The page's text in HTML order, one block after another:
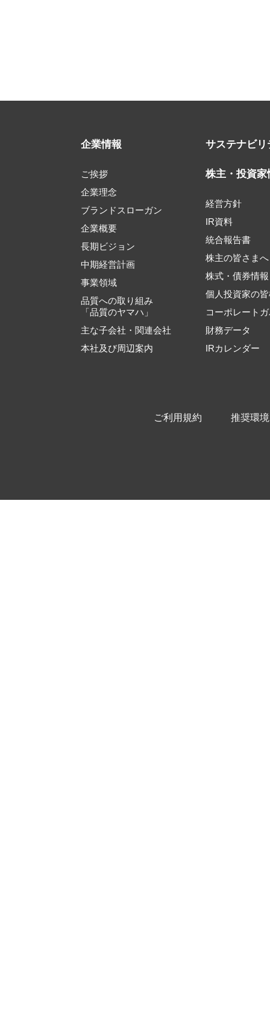
企業情報
ご挨拶
企業理念
ブランドスローガン
企業概要
長期ビジョン
中期経営計画
事業領域
品質への取り組み
「品質のヤマハ」
主な子会社・関連会社
本社及び周辺案内
サステナビリ
株主・投資家
経営方針
IR資料
統合報告書
株主の皆さまへ
株式・債券情報
個人投資家の
コーポレート
財務データ
IRカレンダー
ご利用規約 推奨環境